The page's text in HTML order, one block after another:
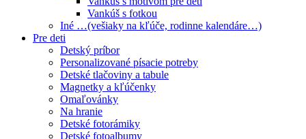
Vankúš s fotkou
Iné …(vešiaky na kľúče, rodinne kalendáre…)
Pre deti
Detský príbor
Personalizované písacie potreby
Detské tlačoviny a tabule
Magnetky a kľúčenky
Omaľovánky
Na hranie
Detské fotorámiky
Detské fotoalbumy